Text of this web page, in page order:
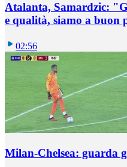
Atalanta, Samardzic:
e qualità, siamo a buon
02:56
Milan-Chelsea: guarda